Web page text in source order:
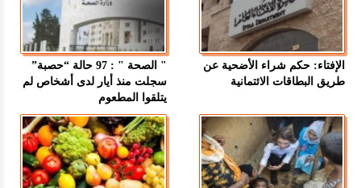
الإفتاء: حكم شراء الأضحية عن
طريق البطاقات الائتمانية
" الصحة " : 97 حالة “حصبة”
سجلت منذ أيار لدى أشخاص لم
يتلقوا المطعوم